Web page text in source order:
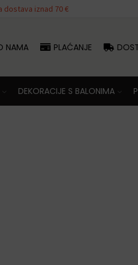
dostava iznad 70 €
NAMA PLAĆANJE
DEKORACIJE S BALONIMA